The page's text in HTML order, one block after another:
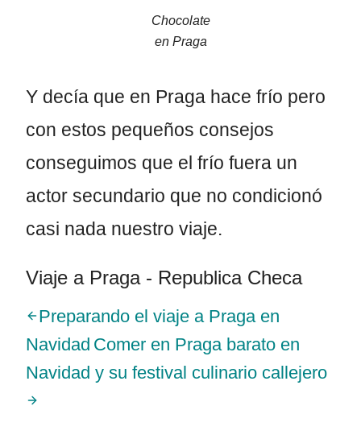
Chocolate
en Praga
Y decía que en Praga hace frío pero
con estos pequeños consejos
conseguimos que el frío fuera un
actor secundario que no condicionó
casi nada nuestro viaje.
Viaje a Praga - Republica Checa
Preparando el viaje a Praga en
Navidad Comer en Praga barato en
Navidad y su festival culinario callejero